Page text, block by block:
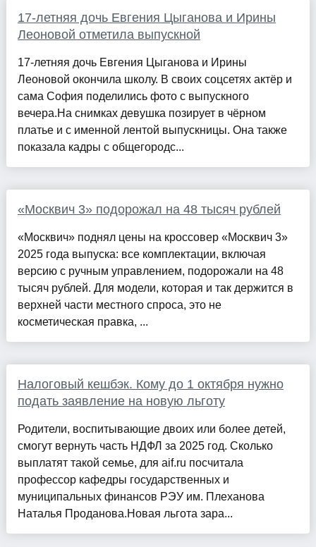
17-летняя дочь Евгения Цыганова и Ирины
Леоновой отметила выпускной
17-летняя дочь Евгения Цыганова и Ирины
Леоновой окончила школу. В своих соцсетях актёр и
сама София поделились фото с выпускного
вечера.На снимках девушка позирует в чёрном
платье и с именной лентой выпускницы. Она также
показала кадры с общегородс...
«Москвич 3» подорожал на 48 тысяч рублей
«Москвич» поднял цены на кроссовер «Москвич 3»
2025 года выпуска: все комплектации, включая
версию с ручным управлением, подорожали на 48
тысяч рублей. Для модели, которая и так держится в
верхней части местного спроса, это не
косметическая правка, ...
Налоговый кешбэк. Кому до 1 октября нужно
подать заявление на новую льготу
Родители, воспитывающие двоих или более детей,
смогут вернуть часть НДФЛ за 2025 год. Сколько
выплатят такой семье, для aif.ru посчитала
профессор кафедры государственных и
муниципальных финансов РЭУ им. Плеханова
Наталья Проданова.Новая льгота зара...